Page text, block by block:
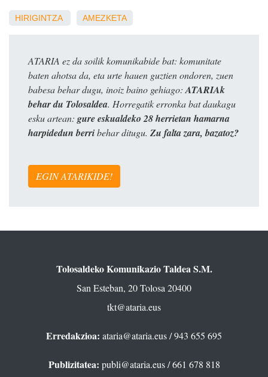
HIRIGINTZA AMEZKETA
ATARIA ez da soilik komunikabide bat: komunitate
baten ahotsa da, eta urte hauen guztien ondoren, zuen
babesa behar dugu, inoiz baino gehiago: ATARIAk
behar du Tolosaldea. Horregatik erronka bat daukagu
esku artean: gure eskualdeko 28 herrietan hamarna
harpidedun berribehar ditugu. Zu falta zara, bazatoz?
EGIN ATARIKIDE!
Tolosaldeko Komunikazio Taldea S.M.
San Esteban, 20 Tolosa 20400
tkt@ataria.eus
Erredakzioa: ataria@ataria.eus/ 943 655 695
Publizitatea: publi@ataria.eus/ 661 678 818